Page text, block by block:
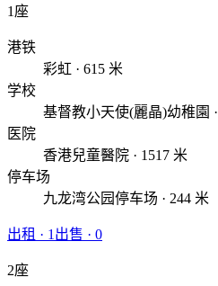
1座
港铁
彩虹 · 615 米
学校
基督教小天使(麗晶)幼稚園
医院
香港兒童醫院 · 1517 米
停车场
九龙湾公园停车场 · 244 米
出租 · 1 出售 · 0
2座